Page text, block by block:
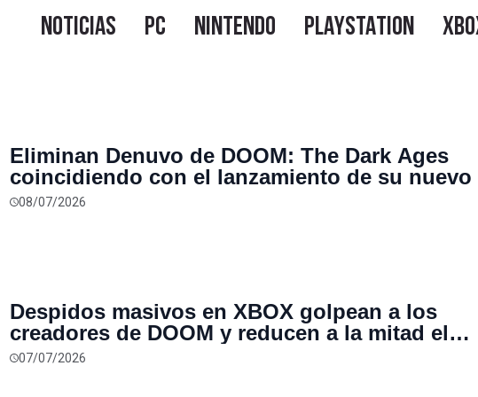
Eliminan Denuvo de DOOM: The Dark Ages
coincidiendo con el lanzamiento de su nuevo
y el anuncio de despidos masivos id Software
08/07/2026
Despidos masivos en XBOX golpean a los
creadores de DOOM y reducen a la mitad el
personal de id Software
07/07/2026